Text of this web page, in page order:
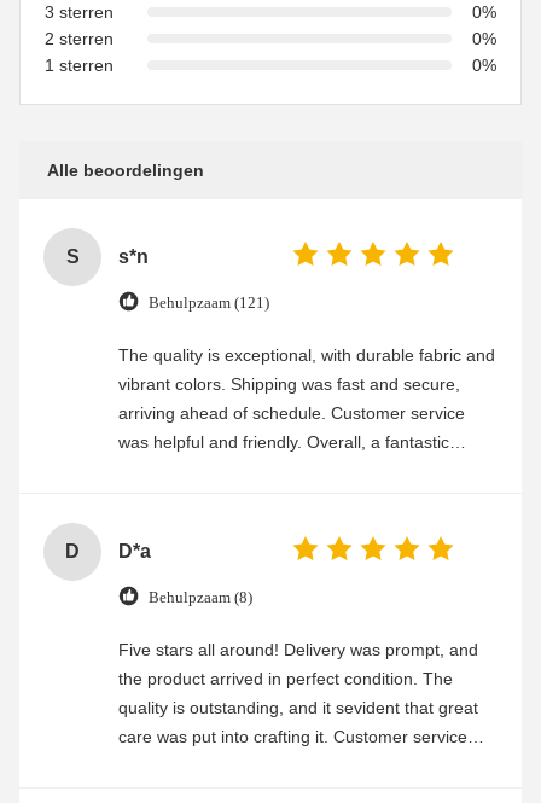
3 sterren
0%
2 sterren
0%
1 sterren
0%
Alle beoordelingen
S s*n
Behulpzaam (121)
The quality is exceptional, with durable fabric and
vibrant colors. Shipping was fast and secure,
arriving ahead of schedule. Customer service
was helpful and friendly. Overall, a fantastic
D D*a
Behulpzaam (8)
Five stars all around! Delivery was prompt, and
the product arrived in perfect condition. The
quality is outstanding, and it sevident that great
care was put into crafting it. Customer service